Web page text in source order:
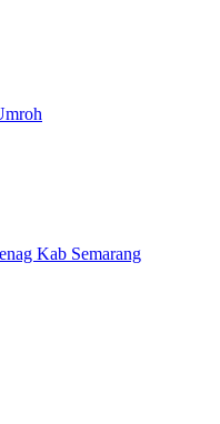
Kab Semarang